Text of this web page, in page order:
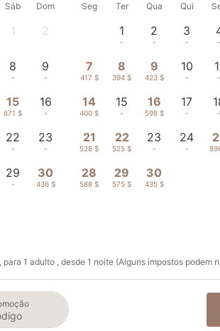
Sáb Dom
1 2
8
-
9
-
15
671 $
16
-
22
-
23
-
29
-
30
436 $
Seg Ter Qua Qui
1
-
2
-
3
- -
7
417 $
8
394 $
9
423 $
10
- -
14
400 $
15
-
16
598 $
17
- -
21
528 $
22
525 $
23
-
24
-
28
588 $
29
575 $
30
435 $
1 adulto , desde 1 noite (Alguns impostos podem